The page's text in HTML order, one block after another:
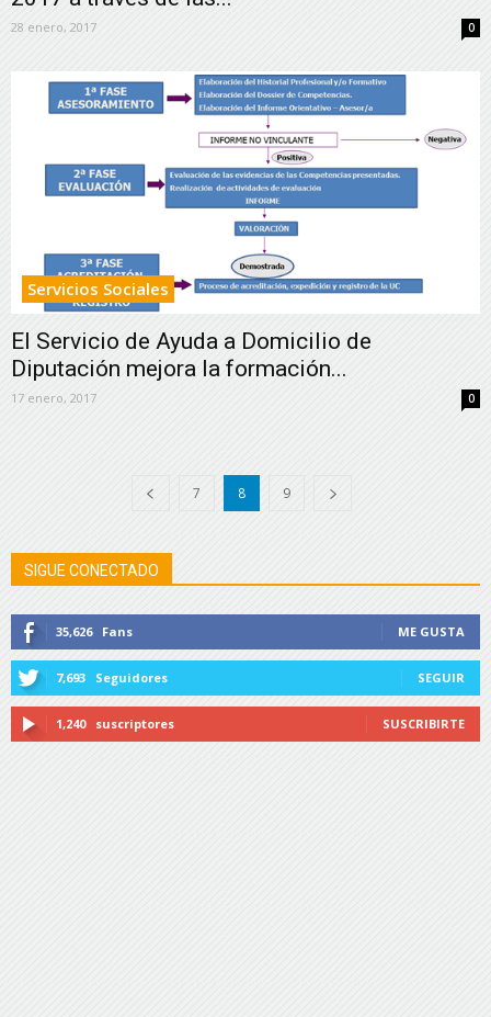
28 enero, 2017 0
Servicios Sociales
El Servicio de Ayuda a Domicilio de
Diputación mejora la formación...
17 enero, 2017 0
7 8 9
SIGUE CONECTADO
35,626 Fans ME GUSTA
7,693 Seguidores SEGUIR
1,240 suscriptores SUSCRIBIRTE